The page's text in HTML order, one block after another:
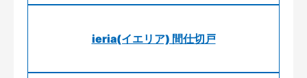
ieria(イエリア) 間仕切戸